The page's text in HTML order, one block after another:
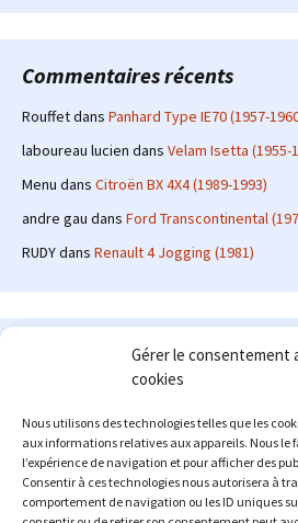
Gérer le consentement
cookies
Nous utilisons des technologies telles que les
aux informations relatives aux appareils. Nous le
l’expérience de navigation et pour afficher des
Consentir à ces technologies nous autorisera à
comportement de navigation ou les ID uniques
Commentaires récents
Rouffetdans Panhard Type IE70 (1957-
laboureau lucien dans Velam Isetta (1955-
Menu dans Citroën BX 4X4 (1989-1993)
andre gau dans Ford Transcontinental
RUDYdans Renault 4 Jogging (1981)
Le site en quelques mots
: passionné
nombreuses années, j'ai commencé à
internet à partir de 2009 au travers d'un
succès. Fin 2013, je décide de prendre
avec mon propre site : l'Automobile
Me contacter :